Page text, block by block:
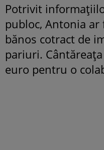
Potrivit
publoc, Antonia ar
bănos cotract de
pariuri.
euro pentru o